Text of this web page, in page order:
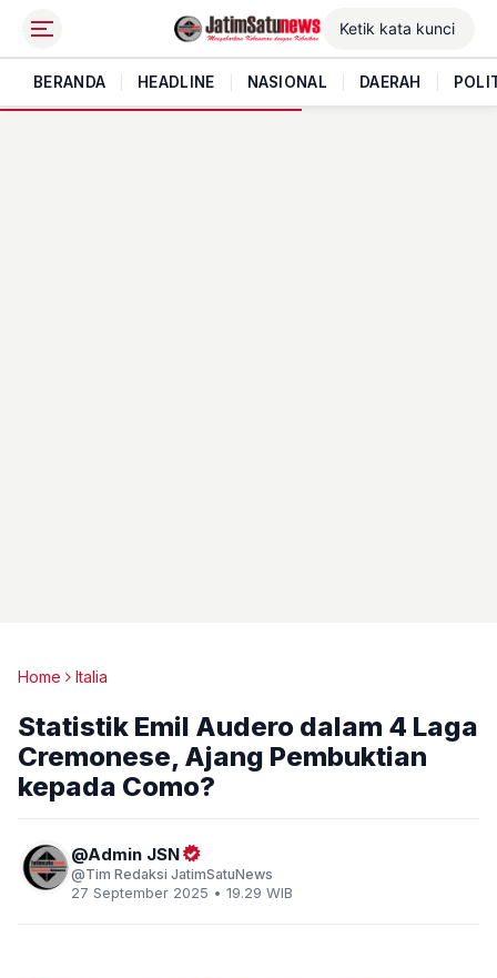
BERANDA HEADLINE NASIONAL DAERAH
Home Italia
Statistik Emil Audero dalam 4 Laga
Cremonese, Ajang Pembuktian
kepada Como?
Admin JSN
Tim Redaksi JatimSatuNews
27 September 2025 • 19.29 WIB